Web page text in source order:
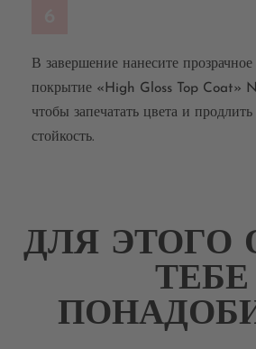
В завершение нанесите прозрачное
покрытие «High Gloss Top Coat»
чтобы запечатать цвета и
стойкость.
ДЛЯ ЭТОГО
ТЕБЕ